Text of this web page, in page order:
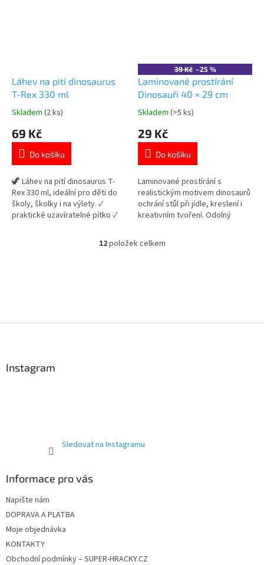
Láhev na pití dinosaurus
T-Rex 330 ml
Průměrné
produktu
5,0
5
hvězdiček.
Skladem (2 ks)
69 Kč
Do košíku
🦖 Láhev na pití dinosaurus T-
Rex 330 ml, ideální pro děti do
školy, školky i na výlety. ✓
praktické uzavíratelné pítko ✓
ideální láhev na každodenní
použití 👉 Více produktů s
39 Kč –25 %
Laminované prostírání
Dinosauři 40 × 29 cm
Průměrné
produktu
4,9
5
hvězdiček.
Skladem (>5 ks)
29 Kč
Do košíku
Laminované prostírání s
realistickým motivem dinosaurů
ochrání stůl při jídle, kreslení i
kreativním tvoření. Odolný
čistí vlhkým hadříkem. Skvělý
doplněk pro všechny malé
O
í
u
12položek celkem
Instagram
Sledovat na Instagramu
Informace pro vás
Napište nám
DOPRAVA A PLATBA
Moje objednávka
KONTAKTY
Obchodní podmínky – SUPER-HRACKY.CZ